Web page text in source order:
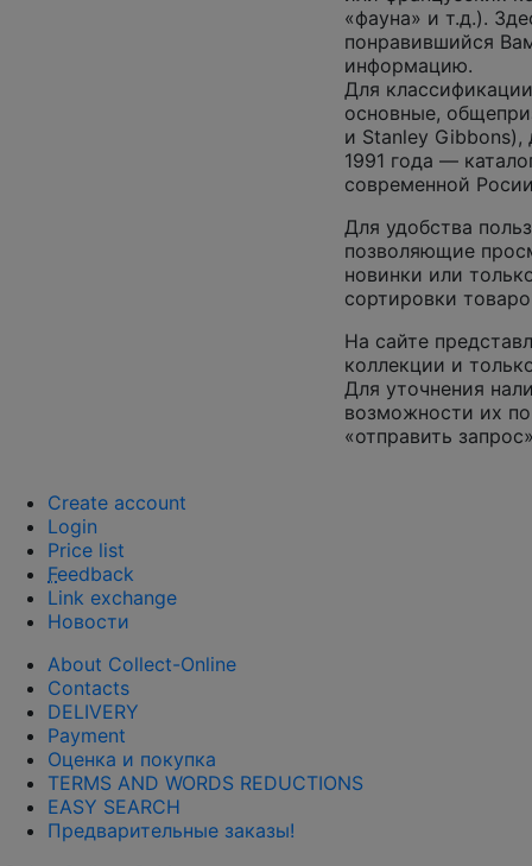
«фауна» и т.д.).
понравившийся
информацию.
Для
основные,
и Stanley
1991 года —
современной
Для удобства
позволяющие
новинки или
сортировки
На сайте
коллекции и
Для уточнения
возможности их
«отправить
Create account
Login
Price list
Feedback
Link exchange
Новости
About Collect-Online
Contacts
DELIVERY
Payment
Оценка и покупка
TERMS AND WORDS REDUCTIONS
EASY SEARCH
Предварительные заказы!